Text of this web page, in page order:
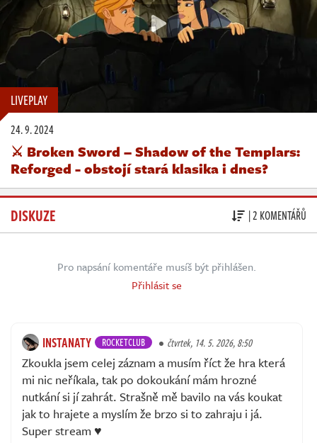
LIVEPLAY
24. 9. 2024
⚔️ Broken Sword – Shadow of the Templars:
Reforged - obstojí stará klasika i dnes?
DISKUZE | 2 KOMENTÁŘŮ
Pro napsání komentáře musíš být přihlášen.
Přihlásit se
INSTANATY ROCKETCLUB čtvrtek, 14. 5. 2026, 8:50
Zkoukla jsem celej záznam a musím říct že hra která
mi nic neříkala, tak po dokoukání mám hrozné
nutkání si jí zahrát. Strašně mě bavilo na vás koukat
jak to hrajete a myslím že brzo si to zahraju i já.
Super stream ♥